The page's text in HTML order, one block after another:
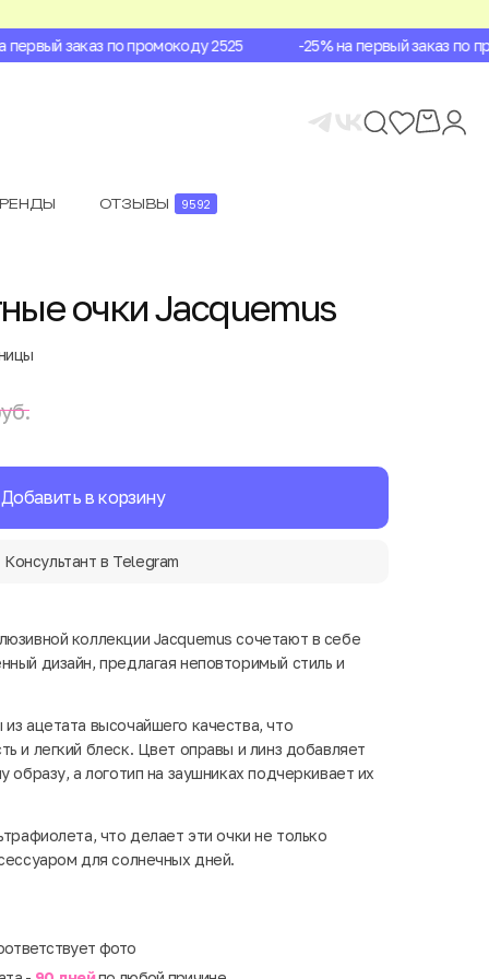
заказ по промокоду 2525 -25% на первый заказ по
ОТЗЫВЫ 9592
очки Jacquemus
Добавить в корзину
Консультант в Telegram
коллекции Jacquemus сочетают в себе
дизайн, предлагая неповторимый стиль и
ацетата высочайшего качества, что
и легкий блеск. Цвет оправы и линз добавляет
образу, а логотип на заушниках подчеркивает их
что делает эти очки не только
для солнечных дней.
фото